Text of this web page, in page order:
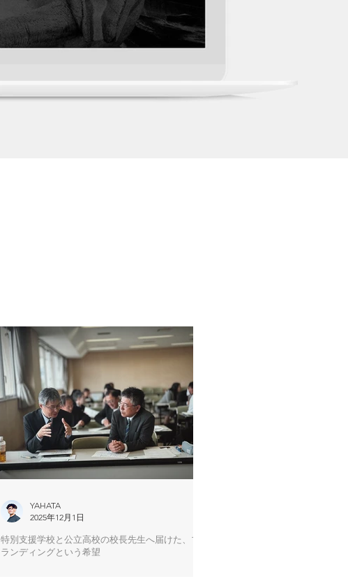
特別支援学校と公立高校の校長先生へ届けた、ブ
ランディングという希望
YAHATA
2025年12月1日